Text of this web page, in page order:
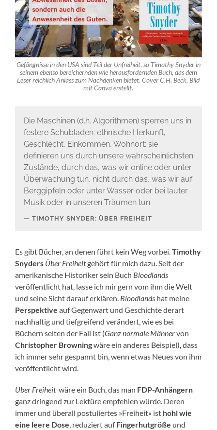
Gefängnisse in den USA sind Teil der Unfreiheit, so Timothy Snyder in
seinem ebenso bereichernden wie herausfordernden Buch, das dem
Leser reichlich Anlass zum Nachdenken bietet. Cover C.H. Beck, Bild
mit Canva erstellt.
Die Maschinen (d.h. Algorithmen) sperren uns in
festere Schubladen: ethnische Herkunft,
Geschlecht, Einkommen, Wohnort; sie
definieren uns durch unsere wahrscheinlichsten
Zustände, durch das, was wir online oder unter
Überwachung tun, nicht durch das, was wir auf
Berggipfeln oder unter Wasser oder bei lauter
Musik oder in unseren Träumen tun.
TIMOTHY SNYDER: ÜBER FREIHEIT
Es gibt Bücher, an denen führt kein Weg vorbei.Timothy
Snyders Über Freiheitgehört für mich dazu. Seit der
amerikanische Historiker sein Buch Bloodlands
veröffentlicht hat, lasse ich mir gern vom ihm die Welt
und seine Sicht darauf erklären. Bloodlands hat meine
Perspektive auf Gegenwart und Geschichte derart
nachhaltig und tiefgreifend verändert, wie es bei
Büchern selten der Fall ist (Ganz normale Männervon
Christopher Browningwäre ein anderes Beispiel), dass
ich immer sehr gespannt bin, wenn etwas Neues von ihm
veröffentlicht wird.
Über Freiheitwäre ein Buch, das man FDP-Anhängern
ganz dringend zur Lektüre empfehlen würde. Deren
immer und überall postuliertes »Freiheit« ist hohl wie
eine leere Dose, reduziert aufFingerhutgröße und